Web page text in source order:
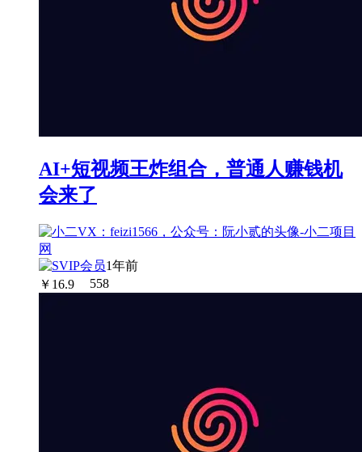
AI+短视频王炸组合，普通人赚钱机
会来了
1年前
￥ 16.9 558